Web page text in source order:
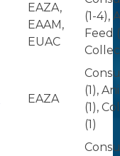
EAZA,
EAAM,
EUAC
(1-4),
Feed
EAZA
(1),
(1),
(1)